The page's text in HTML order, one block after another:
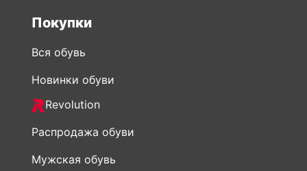
Покупки
Вся обувь
Новинки обуви
Revolution
Распродажа обуви
Мужская обувь